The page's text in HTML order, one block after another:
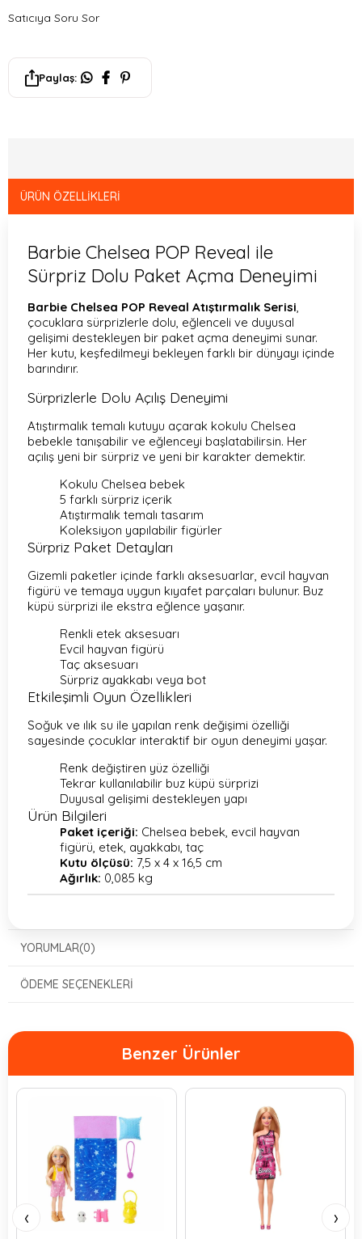
Satıcıya Soru Sor
Paylaş:
ÜRÜN ÖZELLIKLERI
Barbie Chelsea POP Reveal ile
Sürpriz Dolu Paket Açma Deneyimi
Barbie Chelsea POP Reveal Atıştırmalık Serisi,
çocuklara sürprizlerle dolu, eğlenceli ve duyusal
gelişimi destekleyen bir paket açma deneyimi sunar.
Her kutu, keşfedilmeyi bekleyen farklı bir dünyayı içinde
barındırır.
Sürprizlerle Dolu Açılış Deneyimi
Atıştırmalık temalı kutuyu açarak kokulu Chelsea
bebekle tanışabilir ve eğlenceyi başlatabilirsin. Her
açılış yeni bir sürpriz ve yeni bir karakter demektir.
Kokulu Chelsea bebek
5 farklı sürpriz içerik
Atıştırmalık temalı tasarım
Koleksiyon yapılabilir figürler
Sürpriz Paket Detayları
Gizemli paketler içinde farklı aksesuarlar, evcil hayvan
figürü ve temaya uygun kıyafet parçaları bulunur. Buz
küpü sürprizi ile ekstra eğlence yaşanır.
Renkli etek aksesuarı
Evcil hayvan figürü
Taç aksesuarı
Sürpriz ayakkabı veya bot
Etkileşimli Oyun Özellikleri
Soğuk ve ılık su ile yapılan renk değişimi özelliği
sayesinde çocuklar interaktif bir oyun deneyimi yaşar.
Renk değiştiren yüz özelliği
Tekrar kullanılabilir buz küpü sürprizi
Duyusal gelişimi destekleyen yapı
Ürün Bilgileri
Paket içeriği: Chelsea bebek, evcil hayvan
figürü, etek, ayakkabı, taç
Kutu ölçüsü: 7,5 x 4 x 16,5 cm
Ağırlık: 0,085 kg
YORUMLAR(0)
ÖDEME SEÇENEKLERI
Benzer Ürünler
‹ ›